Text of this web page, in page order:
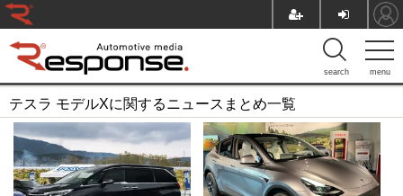
menu
search
テスラ モデルXに関するニュースまとめ一覧